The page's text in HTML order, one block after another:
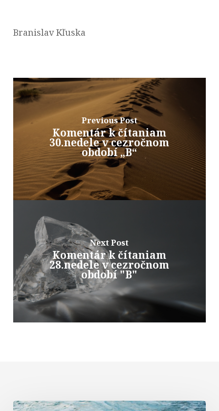
Branislav Kľuska
Previous Post
Komentár k čítaniam
30.nedele v cezročnom
období „B“
Next Post
Komentár k čítaniam
28.nedele v cezročnom
období "B"
Komentár